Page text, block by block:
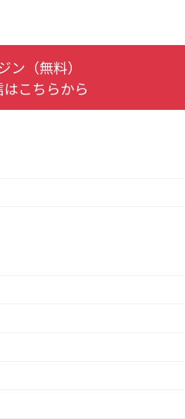
ン（無料）
こちらから